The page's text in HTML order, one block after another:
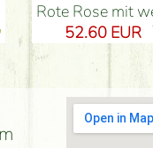
Rote Rose mit weißen Blüten, herzförmige Vase - Blumenlieferung Budapest
52.60 EUR